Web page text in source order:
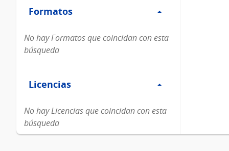
Formatos
Formatos
No hay Formatos que coincidan con esta
búsqueda
Licencias
Licencias
No hay Licencias que coincidan con esta
búsqueda